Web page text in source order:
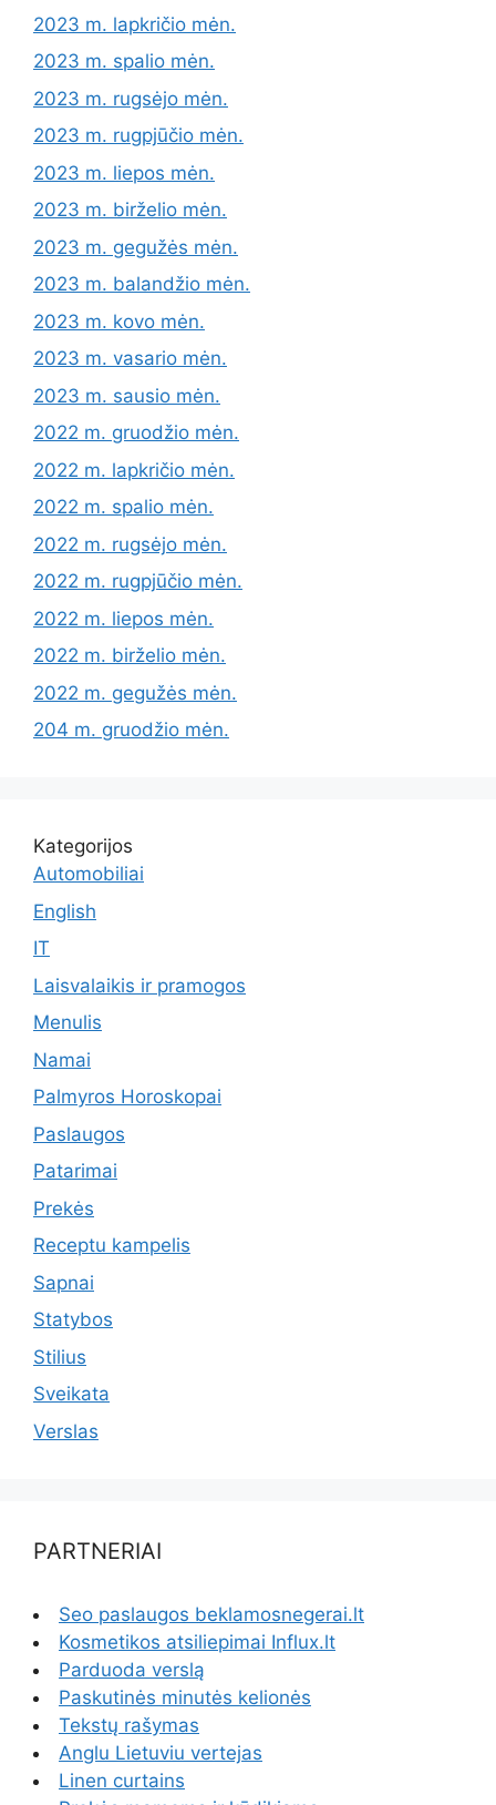
2023 m. lapkričio mėn.
2023 m. spalio mėn.
2023 m. rugsėjo mėn.
2023 m. rugpjūčio mėn.
2023 m. liepos mėn.
2023 m. birželio mėn.
2023 m. gegužės mėn.
2023 m. balandžio mėn.
2023 m. kovo mėn.
2023 m. vasario mėn.
2023 m. sausio mėn.
2022 m. gruodžio mėn.
2022 m. lapkričio mėn.
2022 m. spalio mėn.
2022 m. rugsėjo mėn.
2022 m. rugpjūčio mėn.
2022 m. liepos mėn.
2022 m. birželio mėn.
2022 m. gegužės mėn.
204 m. gruodžio mėn.
Kategorijos
Automobiliai
English
IT
Laisvalaikis ir pramogos
Menulis
Namai
Palmyros Horoskopai
Paslaugos
Patarimai
Prekės
Receptu kampelis
Sapnai
Statybos
Stilius
Sveikata
Verslas
PARTNERIAI
Seo paslaugos beklamosnegerai.lt
Kosmetikos atsiliepimai Influx.lt
Parduoda verslą
Paskutinės minutės kelionės
Tekstų rašymas
Anglu Lietuviu vertejas
Linen curtains